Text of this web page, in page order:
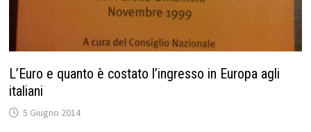
L’Euro e quanto è costato l’ingresso in Europa agli
italiani
5 Giugno 2014